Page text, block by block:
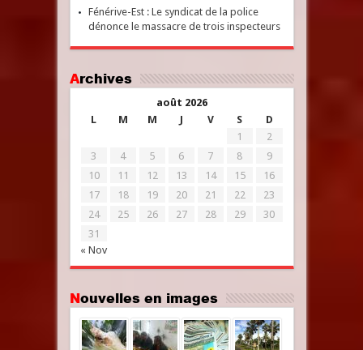
Fénérive-Est : Le syndicat de la police
dénonce le massacre de trois inspecteurs
Archives
août 2026
L
M M J V S D
« Nov
1
2
3
4 5 6 7 8
9
10
11 12 13 14 15
16
17
18 19 20 21 22
23
24
25 26 27 28 29
30
31
Nouvelles en images